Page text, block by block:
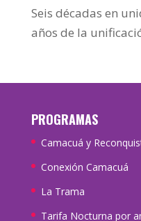
Seis décadas en
años de la
PROGRAMAS
Camacuá y
Conexión Camacuá
La Trama
Tarifa Nocturna por